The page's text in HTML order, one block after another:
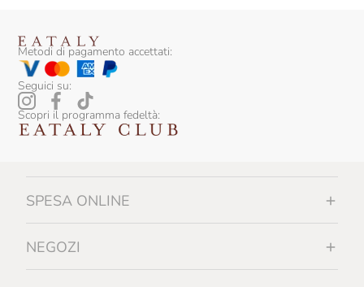
Metodi di pagamento accettati:
Seguici su:
Scopri il programma fedeltà:
SPESA ONLINE
NEGOZI